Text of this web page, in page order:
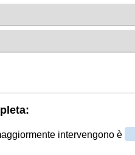
intervengono è